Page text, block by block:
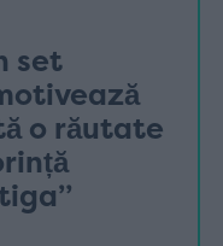
set
o răutate